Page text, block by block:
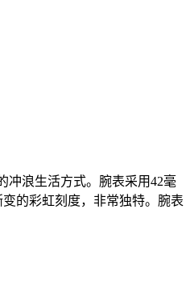
冲浪生活方式。腕表采用42毫
的彩虹刻度，非常独特。腕表